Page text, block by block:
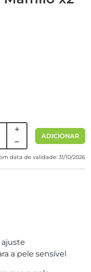
ADICIONAR
data de validade: 31/10/2026
a pele sensível